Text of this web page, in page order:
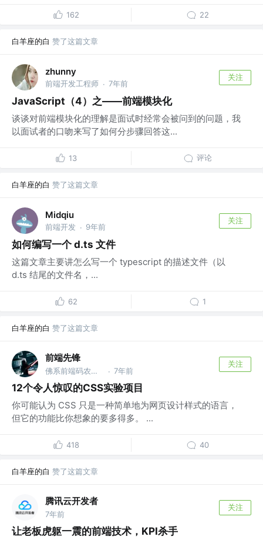
162 22
白羊座的白 赞了这篇文章
zhunny
前端开发工程师 · 7年前
关注
JavaScript（4）之——前端模块化
谈谈对前端模块化的理解是面试时经常会被问到的问题，我
以面试者的口吻来写了如何分步骤回答这...
13 评论
白羊座的白 赞了这篇文章
Midqiu
前端开发 · 9年前
关注
如何编写一个 d.ts 文件
这篇文章主要讲怎么写一个 typescript 的描述文件（以
d.ts 结尾的文件名，...
62 1
白羊座的白 赞了这篇文章
前端先锋
佛系前端码农，公众号：前端先锋 @公众号：前端先锋 · 7年前
关注
12个令人惊叹的CSS实验项目
你可能认为 CSS 只是一种简单地为网页设计样式的语言，
但它的功能比你想象的要多得多。 ...
418 40
白羊座的白 赞了这篇文章
腾讯云开发者
7年前
关注
让老板虎躯一震的前端技术，KPI杀手